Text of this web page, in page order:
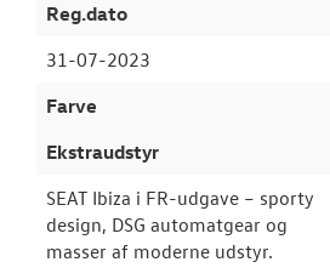
Reg.dato
31-07-2023
Farve
Ekstraudstyr
SEAT Ibiza i FR-udgave – sporty
design, DSG automatgear og
masser af moderne udstyr.